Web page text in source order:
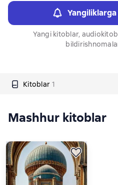
Yangi kitoblar,
Kitoblar 1
Mashhur kitoblar